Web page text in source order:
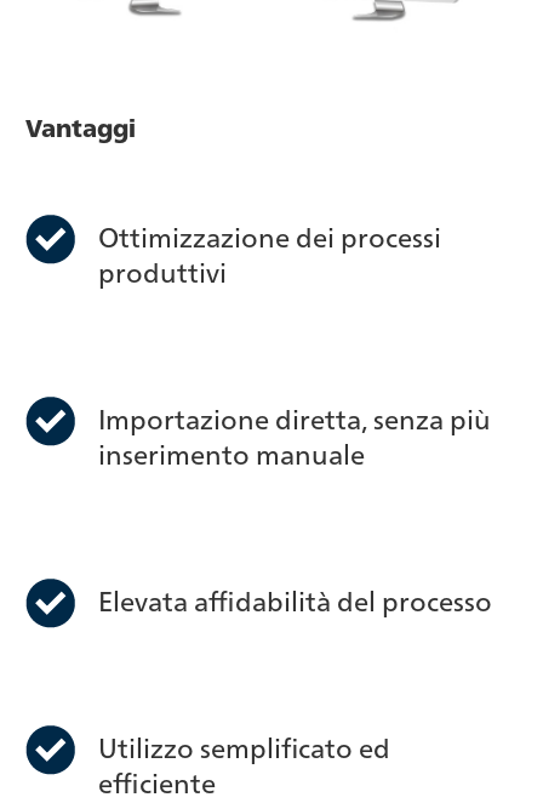
Vantaggi
Ottimizzazione dei processi
produttivi
Importazione diretta, senza più
inserimento manuale
Elevata affidabilità del processo
Utilizzo semplificato ed
efficiente